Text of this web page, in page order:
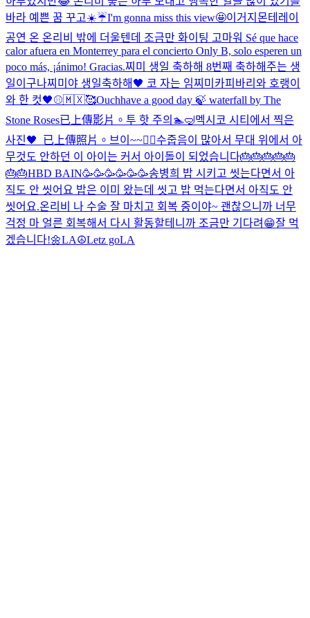
바라 예쁜 꿈 꾸고☀️☔️I'm gonna miss this view🤩이거지 몬테레이
공연 온 온리비 밖에 더울텐데 조금만 화이팅 고마워 Sé que hace
calor afuera en Monterrey para el concierto Only B, solo esperen un
poco más, ¡ánimo! Gracias.찌미 생일 축하해 8번째 축하해주는 생
일이구나찌미야 생일축하해🖤 코 자는 임찌미 카피바리와 호랭이
와 한 컷🖤⚾🇲🇽🥰Ouchhave a good day 🍃 waterfall by The
Stone Roses已上傳影片。 투 핫 주의🏊🤿멕시코 시티에서 찍은
사진🖤
已上傳照片。 브이~~✌🏻수줍음이 많아서 무대 위에서 아
무것도 안하던 이 아이는 커서 아이돌이 되었습니다🎂🎂🎂🎂🎂
🎂🎂HBD BAIN🥳🥳🥳🥳🥳🥳송병희 밥 시키고 씻는다면서 아
직도 안 씻어요 밥은 이미 왔는데 씻고 밥 먹는다면서 아직도 안
씻어요.온리비 나 수술 잘 마치고 회복 중이야~ 괜찮으니까 너무
걱정 마 얼른 회복해서 다시 활동할테니까 조금만 기다려😁잘 먹
겠습니다!🌼LA☮️Letz goLA